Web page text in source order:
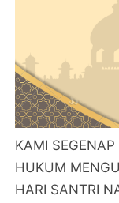
KAMI
HUKUM
HARI SANTRI